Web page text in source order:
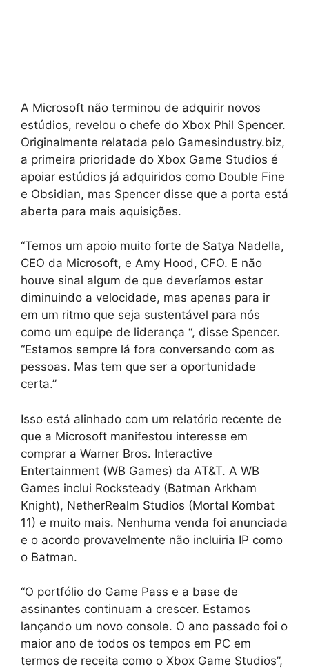
A Microsoft não terminou de adquirir novos
estúdios, revelou o chefe do Xbox Phil Spencer.
Originalmente relatada pelo Gamesindustry.biz,
a primeira prioridade do Xbox Game Studios é
apoiar estúdios já adquiridos como Double Fine
e Obsidian, mas Spencer disse que a porta está
aberta para mais aquisições.
“Temos um apoio muito forte de Satya Nadella,
CEO da Microsoft, e Amy Hood, CFO. E não
houve sinal algum de que deveríamos estar
diminuindo a velocidade, mas apenas para ir
em um ritmo que seja sustentável para nós
como um equipe de liderança “, disse Spencer.
“Estamos sempre lá fora conversando com as
pessoas. Mas tem que ser a oportunidade
certa.”
Isso está alinhado com um relatório recente de
que a Microsoft manifestou interesse em
comprar a Warner Bros. Interactive
Entertainment (WB Games) da AT&T. A WB
Games inclui Rocksteady (Batman Arkham
Knight), NetherRealm Studios (Mortal Kombat
11) e muito mais. Nenhuma venda foi anunciada
e o acordo provavelmente não incluiria IP como
o Batman.
“O portfólio do Game Pass e a base de
assinantes continuam a crescer. Estamos
lançando um novo console. O ano passado foi o
maior ano de todos os tempos em PC em
termos de receita como o Xbox Game Studios”,